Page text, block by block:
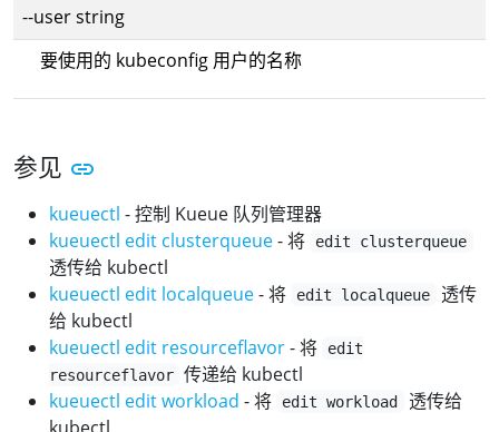
--user string
要使用的 kubeconfig 用户的名称
参见
kueuectl - 控制 Kueue 队列管理器
kueuectl edit clusterqueue- 将 edit clusterqueue
透传给 kubectl
kueuectl edit localqueue- 将 edit localqueue
透传
给 kubectl
kueuectl edit resourceflavor- 将
edit
resourceflavor 传递给 kubectl
kueuectl edit workload - 将 edit workload
透传给